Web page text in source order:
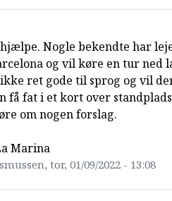
Nogle bekendte har
og vil køre en tur ned
ret gode til sprog og vil
få fat i et kort over
om nogen forslag.
Marina
tor, 01/09/2022 - 13:08